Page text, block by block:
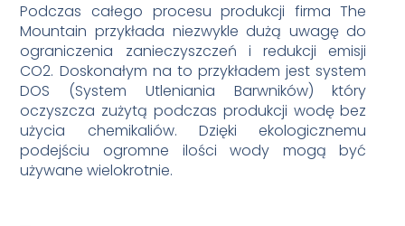
Podczas całego procesu produkcji firma The
Mountain przykłada niezwykle dużą uwagę do
ograniczenia zanieczyszczeń i redukcji emisji
CO2. Doskonałym na to przykładem jest system
DOS (System Utleniania Barwników) który
oczyszcza zużytą podczas produkcji wodę bez
użycia chemikaliów. Dzięki ekologicznemu
podejściu ogromne ilości wody mogą być
używane wielokrotnie.